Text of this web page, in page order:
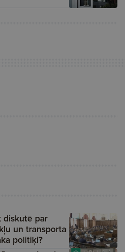
diskutē par
un transporta
politiķi?